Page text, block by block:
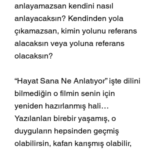
anlayamazsan kendini nasıl
anlayacaksın? Kendinden yola
çıkamazsan, kimin yolunu referans
alacaksın veya yoluna referans
olacaksın?
“Hayat Sana Ne Anlatıyor” işte dilini
bilmediğin o filmin senin için
yeniden hazırlanmış hali…
Yazılanları birebir yaşamış, o
duyguların hepsinden geçmiş
olabilirsin, kafan karışmış olabilir,